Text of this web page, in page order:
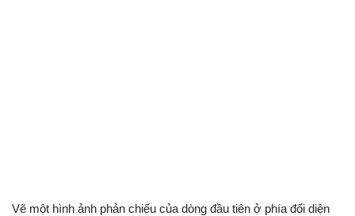
Vẽ một hình ảnh phản chiếu của dòng đầu tiên ở phía đối diện